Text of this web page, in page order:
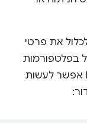
את פרטי
בפלטפורמות
אחרות. לדוגמה, ב-Clang וב-Emscripten אפשר לעשות